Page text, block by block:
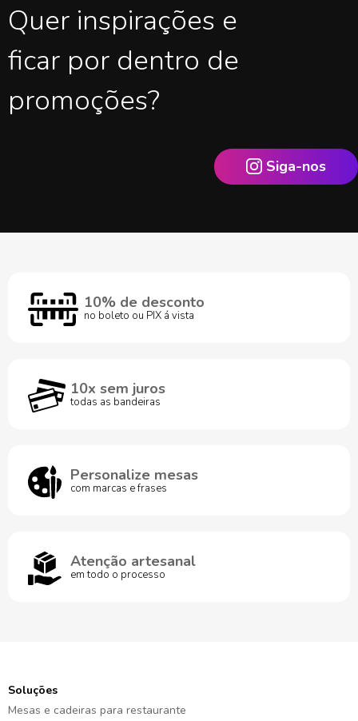
Quer inspirações e
ficar por dentro de
promoções?
Siga-nos
10% de desconto
no boleto ou PIX á vista
10x sem juros
todas as bandeiras
Personalize mesas
com marcas e frases
Atenção artesanal
em todo o processo
Soluções
Mesas e cadeiras para restaurante